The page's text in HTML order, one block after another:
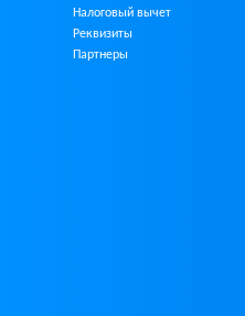
Налоговый вычет
Реквизиты
Партнеры